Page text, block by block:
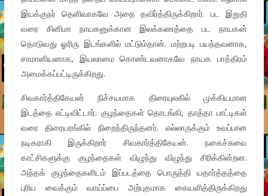
இயக்குநர் தெளிவாகவே அதை தவிர்த்திருக்கிறார். பட இறுதி
வரை சினிமா நாயகனுக்கான இலக்கணத்தை பட நாயகன்
தொடுவது ஓரிரு இடங்களில் மட்டும்தான். மற்றபடி பயந்தவனாக,
சாமானியனாக, இயலாமை கொண்டவனாகவே நாயக பாத்திரம்
அமைக்கப்பட்டிருக்கிறது.
சிவகார்த்திகேயன் நிச்சயமாக திரையுலகில் முக்கியமான
இடத்தை எட்டிவிட்டார். குழந்தைகள் தொடங்கி, தாத்தா பாட்டிகள்
வரை திரையரங்கில் நிறைந்திருந்தனர். எல்லாருக்கும் உவப்பான
நடிகராகி இருக்கிறார் சிவகார்த்திகேயன். நகைச்சுவை
காட்சிகளுக்கு குழந்தைகள் விழுந்து விழுந்து சிரிக்கின்றன.
அந்தக் குழந்தைகளிடம் இப்படத்தை பொருத்தி யதார்த்தத்தை
புரிய வைக்கும் வாய்ப்பை அற்புதமாக கையளித்திருக்கிறது